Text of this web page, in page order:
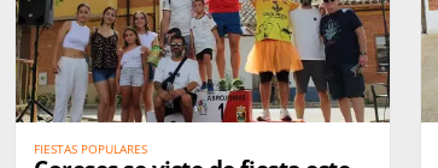
FIESTAS POPULARES